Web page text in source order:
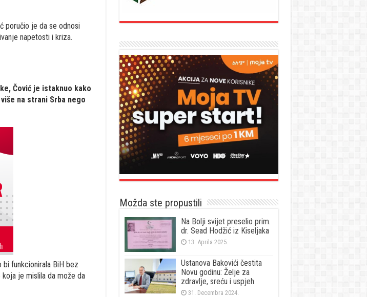
poručio je da se odnosi
napetosti i kriza.
Čović je istaknuo kako
na strani Srba nego
bi funkcionirala BiH bez
je mislila da može da
Možda ste propustili
Na Bolji svijet preselio prim.
dr. Sead Hodžić iz Kiseljaka
13. Aprila 2025.
Ustanova Bakovići čestita
Novu godinu: Želje za
zdravlje, sreću i uspjeh
31. Decembra 2024.